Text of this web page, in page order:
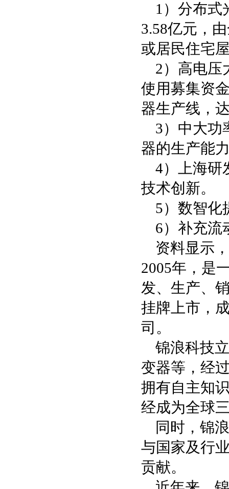
1）分布式
3.58亿元，
或居民住宅
2）高电压
使用募集资
器生产线，
3）中大功
器的生产能
4）上海研
技术创新。
5）数智化
6）补充流
资料显示
2005年，是
发、生产、
挂牌上市，
司。
锦浪科技
变器等，经
拥有自主知
经成为全球
同时，锦
与国家及行
贡献。